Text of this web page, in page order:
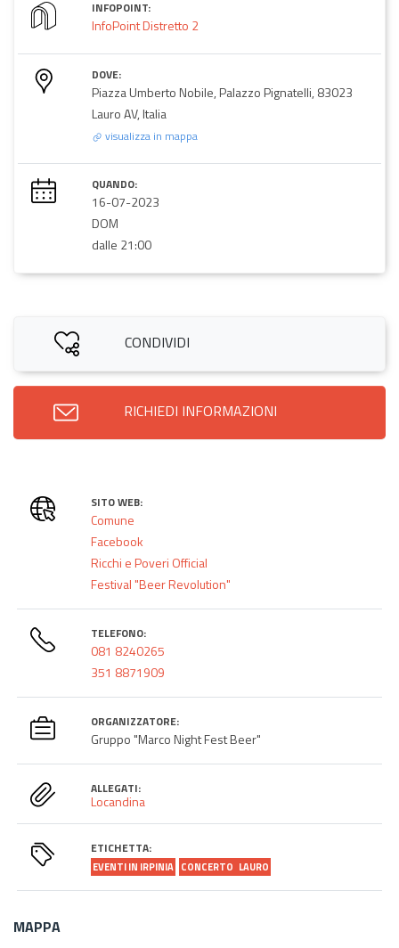
INFOPOINT:
InfoPoint Distretto 2
DOVE:
Piazza Umberto Nobile, Palazzo Pignatelli, 83023
Lauro AV, Italia
visualizza in mappa
QUANDO:
16-07-2023
DOM
dalle 21:00
CONDIVIDI
RICHIEDI INFORMAZIONI
SITO WEB:
Comune
Facebook
Ricchi e Poveri Official
Festival "Beer Revolution"
TELEFONO:
081 8240265
351 8871909
ORGANIZZATORE:
Gruppo "Marco Night Fest Beer"
ALLEGATI:
Locandina
ETICHETTA:
EVENTI IN IRPINIA CONCERTO LAURO
MAPPA